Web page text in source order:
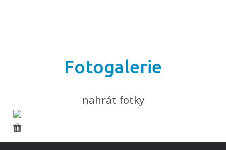
Fotogalerie
nahrát fotky